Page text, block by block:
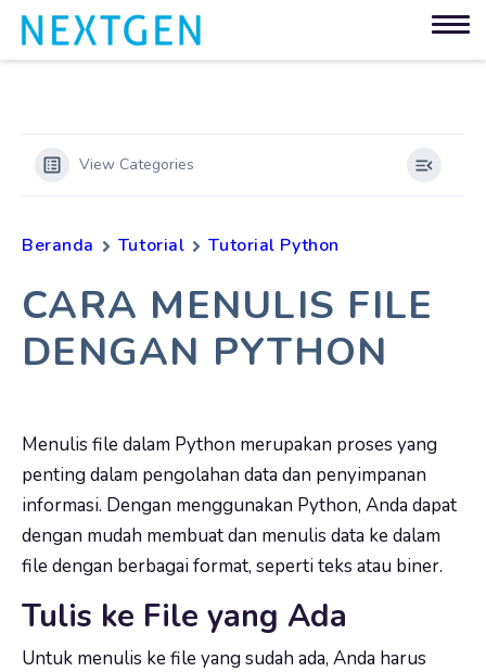
View Categories
Beranda Tutorial Tutorial Python
CARA MENULIS FILE
DENGAN PYTHON
Menulis file dalam Python merupakan proses yang
penting dalam pengolahan data dan penyimpanan
informasi. Dengan menggunakan Python, Anda dapat
dengan mudah membuat dan menulis data ke dalam
file dengan berbagai format, seperti teks atau biner.
Tulis ke File yang Ada
Untuk menulis ke file yang sudah ada, Anda harus